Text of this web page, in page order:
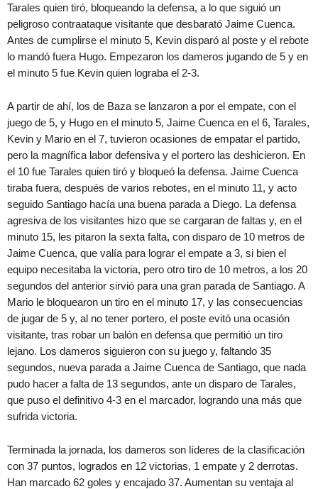
Tarales quien tiró, bloqueando la defensa, a lo que siguió un
peligroso contraataque visitante que desbarató Jaime Cuenca.
Antes de cumplirse el minuto 5, Kevin disparó al poste y el rebote
lo mandó fuera Hugo. Empezaron los dameros jugando de 5 y en
el minuto 5 fue Kevin quien lograba el 2-3.
A partir de ahí, los de Baza se lanzaron a por el empate, con el
juego de 5, y Hugo en el minuto 5, Jaime Cuenca en el 6, Tarales,
Kevin y Mario en el 7, tuvieron ocasiones de empatar el partido,
pero la magnífica labor defensiva y el portero las deshicieron. En
el 10 fue Tarales quien tiró y bloqueó la defensa. Jaime Cuenca
tiraba fuera, después de varios rebotes, en el minuto 11, y acto
seguido Santiago hacía una buena parada a Diego. La defensa
agresiva de los visitantes hizo que se cargaran de faltas y, en el
minuto 15, les pitaron la sexta falta, con disparo de 10 metros de
Jaime Cuenca, que valía para lograr el empate a 3, si bien el
equipo necesitaba la victoria, pero otro tiro de 10 metros, a los 20
segundos del anterior sirvió para una gran parada de Santiago. A
Mario le bloquearon un tiro en el minuto 17, y las consecuencias
de jugar de 5 y, al no tener portero, el poste evitó una ocasión
visitante, tras robar un balón en defensa que permitió un tiro
lejano. Los dameros siguieron con su juego y, faltando 35
segundos, nueva parada a Jaime Cuenca de Santiago, que nada
pudo hacer a falta de 13 segundos, ante un disparo de Tarales,
que puso el definitivo 4-3 en el marcador, logrando una más que
sufrida victoria.
Terminada la jornada, los dameros son líderes de la clasificación
con 37 puntos, logrados en 12 victorias, 1 empate y 2 derrotas.
Han marcado 62 goles y encajado 37. Aumentan su ventaja al